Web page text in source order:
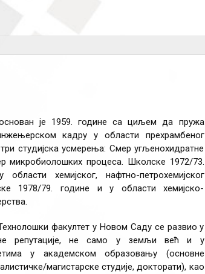
је 1959. године са циљем да пружа
кадру у области прехрамбеног
студијска усмерења: Смер угљенохидратне
микробиолошких процеса. Школске 1972/73.
хемијског, нафтно-петрохемијског
1978/79. године и у области хемијско-
факултет у Новом Саду се развио у
репутације, не само у земљи већ и у
у академском образовању (основне
магистарске студије, докторати), као